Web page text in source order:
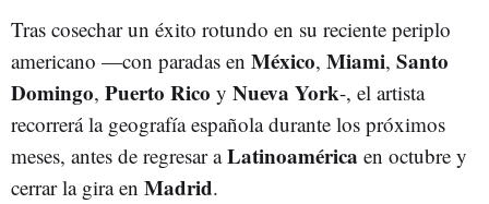
Tras cosechar un éxito rotundo en su reciente periplo
americano —con paradas en México, Miami, Santo
Domingo, Puerto Rico y Nueva York-, el artista
recorrerá la geografía española durante los próximos
meses, antes de regresar aLatinoamérica en octubre y
cerrar la gira en Madrid.